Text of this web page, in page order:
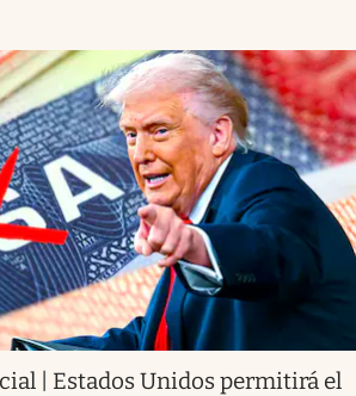
| Estados Unidos permitirá el